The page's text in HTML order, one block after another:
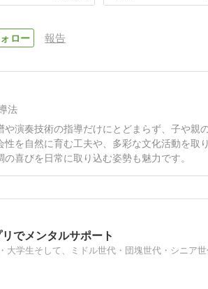
報告
法
演奏技術の指導だけにとどまらず、子や親
を自然に育む工夫や、多彩な文化活動を取
喜びを日常に取り込む姿勢も魅力です。
でメンタルサポート